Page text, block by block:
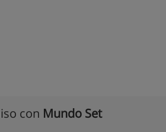
con Mundo Set